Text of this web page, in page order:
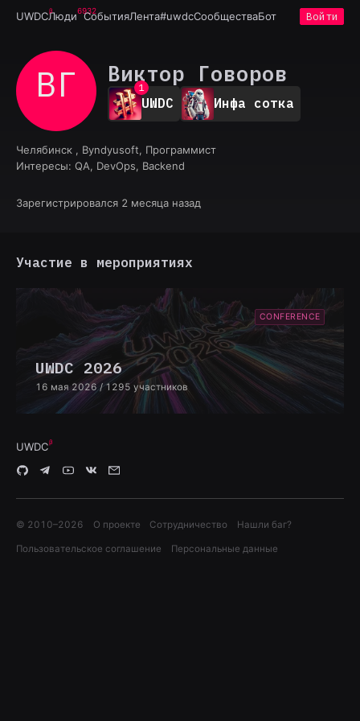
UWDCЛюди6932
СобытияЛента#uwdcСообществаБот Войти
ВГ Виктор Говоров
0
1
2
3
5
6
8
UWDC Инфа сотка
Челябинск , Byndyusoft, Программист
Интересы: QA, DevOps, Backend
Зарегистрировался 2 месяца назад
Участие в мероприятиях
CONFERENCE
UWDC 2026
16 мая 2026 / 1295 участников
UWDC
© 2010–2026 О проекте Сотрудничество Нашли баг?
Пользовательское соглашение Персональные данные